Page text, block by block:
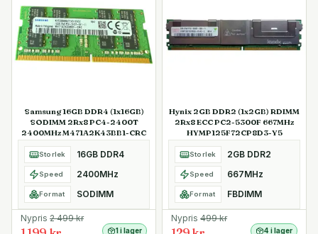
Samsung 16GB DDR4 (1x16GB)
SODIMM 2Rx8 PC4-2400T
2400MHz M471A2K43BB1-CRC
Storlek 16GB DDR4
Speed 2400MHz
Format SODIMM
Nypris 2 499kr
1 i lager
Hynix 2GB DDR2 (1x2GB) RDIMM
2Rx8 ECC PC2-5300F 667MHz
HYMP125F72CP8D3-Y5
Storlek 2GB DDR2
Speed 667MHz
Format FBDIMM
Nypris 499kr
4 i lager